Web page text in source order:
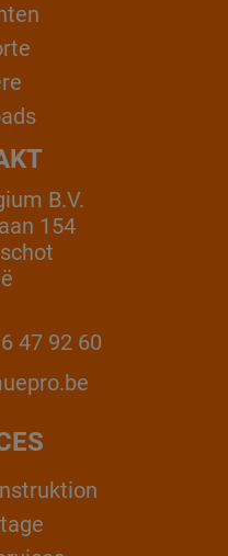
B.V.
154
47 92 60